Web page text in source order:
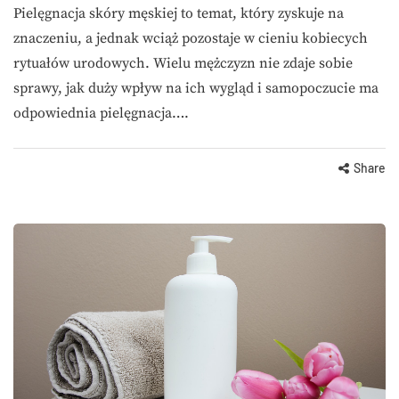
Pielęgnacja skóry męskiej to temat, który zyskuje na
znaczeniu, a jednak wciąż pozostaje w cieniu kobiecych
rytuałów urodowych. Wielu mężczyzn nie zdaje sobie
sprawy, jak duży wpływ na ich wygląd i samopoczucie ma
odpowiednia pielęgnacja….
Share